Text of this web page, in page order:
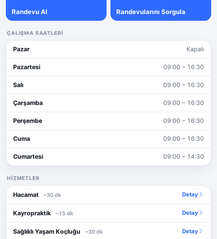
Randevu Al Randevularını Sorgula
ÇALIŞMA SAATLERI
Pazar Kapalı
Pazartesi 09:00 – 16:30
Salı 09:00 – 16:30
Çarşamba 09:00 – 16:30
Perşembe 09:00 – 16:30
Cuma 09:00 – 16:30
Cumartesi 09:00 – 14:30
HIZMETLER
Hacamat ~30 dk Detay
Kayropraktik ~15 dk Detay
Sağlıklı Yaşam Koçluğu ~30 dk Detay